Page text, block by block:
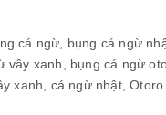
cá ngừ, bụng cá ngừ
vây xanh, bụng cá ngừ
xanh, cá ngừ nhật,Otoro